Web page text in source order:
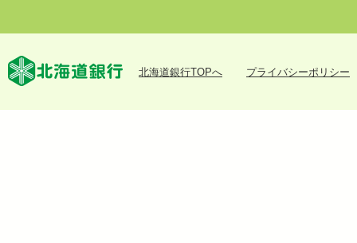
北海道銀行TOPへ プライバシーポリシー